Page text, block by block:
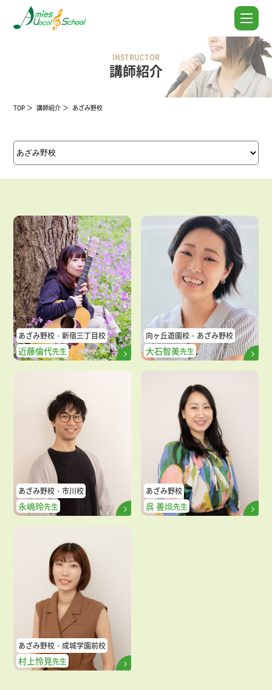
INSTRUCTOR
講師紹介
TOP 講師紹介 あざみ野校
あざみ野校 新宿三丁目校
近藤倫代先生
向ヶ丘遊園校 あざみ野校
大石智美先生
あざみ野校 市川校
永嶋玲先生
あざみ野校
呉 善娥先生
あざみ野校 成城学園前校
村上怜見先生